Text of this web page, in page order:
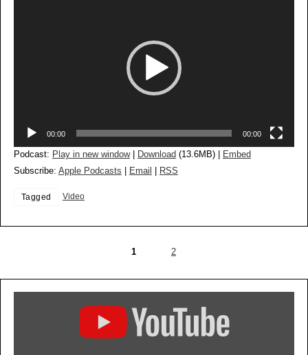
00:00 00:00
Podcast: Play in new window| Download (13.6MB) |
Embed
Subscribe: Apple Podcasts Email RSS
Tagged Video
1 2